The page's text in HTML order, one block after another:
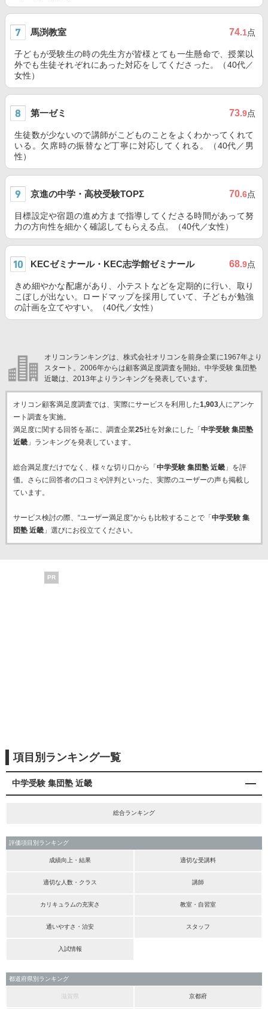
馬渕教室 74.1点
子どもが受験生の時の先生方が皆様とても一生懸命で、授業以
外でも生徒それぞれにあった対応をしてくださった。（40代／
女性）
第一ゼミ 73.9点
生徒数が少ないので講師がこどものことをよくわかってくれて
いる。欠席時の振替など丁寧に対応してくれる。（40代／男
性）
京進の中学・高校受験TOPΣ 70.6点
目標設定や宿題の進め方まで指導してくださる時間があって努
力の方向性を細かく確認してもらえる点。（40代／女性）
KECゼミナール・KEC志学館ゼミナール 68.9点
きめ細やかな配慮があり、小テストなどを定期的に行い、取り
こぼしが出ない。ロードマップを採用していて、子どもが勉強
の計画を立てやすい。（40代／女性）
オリコンランキングは、株式会社オリコンを前身企業に1967年より
スタート。2006年からは顧客満足度調査を開始。中学受験 集団塾
近畿は、2013年よりランキングを発表しています。
オリコン顧客満足度調査では、実際にサービスを利用した1,903人にアンケ
ート調査を実施。
満足度に関する回答を基に、調査企業25社を対象にした「 中学受験 集団塾
近畿」ランキングを発表しています。
総合満足度だけでなく、様々な切り口から「 中学受験 集団塾 近畿」を評
価。さらに回答者の口コミや評判といった、実際のユーザーの声も掲載し
ています。
サービス検討の際、“ユーザー満足度”からも比較することで「 中学受験 集
団塾 近畿」選びにお役立てください。
PR
項目別ランキング一覧
中学受験 集団塾 近畿
総合ランキング
評価項目別ランキング
成績向上・結果 適切な受講料
適切な人数・クラス 講師
カリキュラムの充実さ 教室・自習室
通いやすさ・治安 スタッフ
入試情報
都道府県別ランキング
滋賀県 京都府